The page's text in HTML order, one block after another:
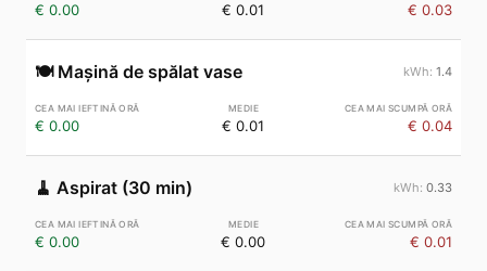
€ 0.00 € 0.01 € 0.03
🍽️ Mașină de spălat vase 1.4
€ 0.00 € 0.01 € 0.04
🧹 Aspirat (30 min) 0.33
€ 0.00 € 0.00 € 0.01